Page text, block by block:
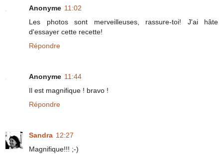
Anonyme 11:02
Les photos sont merveilleuses, rassure-toi! J'ai hâte
d'essayer cette recette!
Répondre
Anonyme 11:44
Il est magnifique ! bravo !
Répondre
Sandra 12:27
Magnifique!!! ;-)